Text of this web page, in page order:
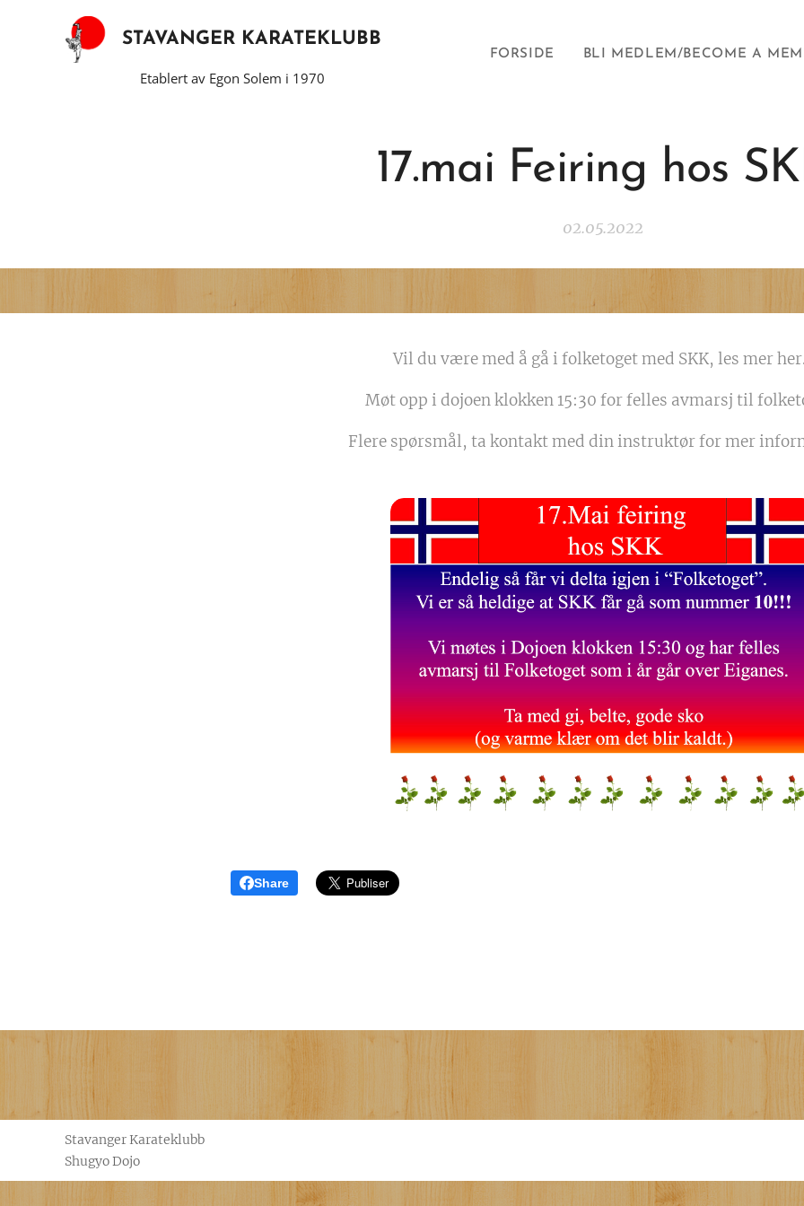
STAVANGER KARATEKLUBB
Etablert av Egon Solem i 1970
FORSIDE BLI MEDLEM/BECOME A
17.mai Feiring hos
02.05.2022
Vil du være med å gå i folketoget med SKK, les mer
Møt opp i dojoen klokken 15:30 for felles avmarsj til
Flere spørsmål, ta kontakt med din instruktør for mer
Share
Stavanger Karateklubb
Shugyo Dojo